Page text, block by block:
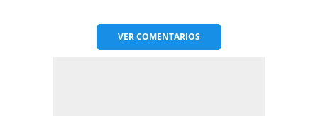
VERCOMENTARIOS